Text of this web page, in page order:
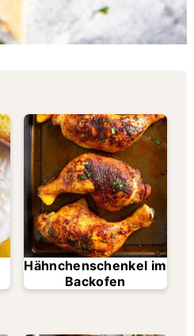
Hähnchenschenkel im
Backofen